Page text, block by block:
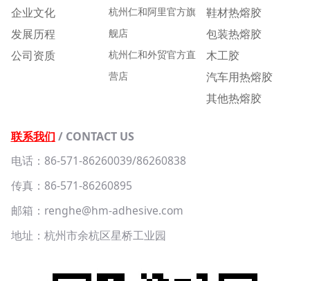
企业文化
发展历程
公司资质
杭州仁和阿里官方旗
舰店
杭州仁和外贸官方直
营店
鞋材热熔胶
包装热熔胶
木工胶
汽车用热熔胶
其他热熔胶
联系我们 / CONTACT US
电话：86-571-86260039/86260838
传真：86-571-86260895
邮箱：renghe@hm-adhesive.com
地址：杭州市余杭区星桥工业园